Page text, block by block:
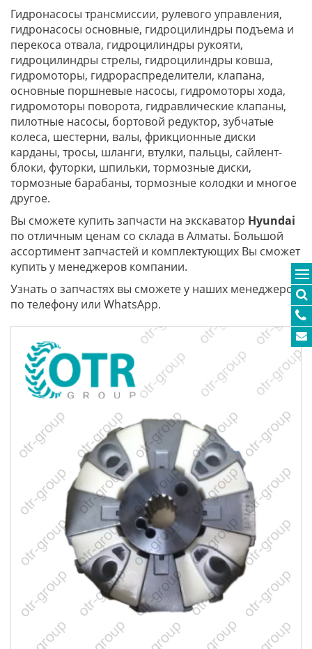
Гидронасосы трансмиссии, рулевого управления,
гидронасосы основные, гидроцилиндры подъема и
перекоса отвала, гидроцилиндры рукояти,
гидроцилиндры стрелы, гидроцилиндры ковша,
гидромоторы, гидрораспределители, клапана,
основные поршневые насосы, гидромоторы хода,
гидромоторы поворота, гидравлические клапаны,
пилотные насосы, бортовой редуктор, зубчатые
колеса, шестерни, валы, фрикционные диски
карданы, тросы, шланги, втулки, пальцы, сайлент-
блоки, футорки, шпильки, тормозные диски,
тормозные барабаны, тормозные колодки и многое
другое.
Вы сможете купить запчасти на экскаватор Hyundai
по отличным ценам со склада в Алматы. Большой
ассортимент запчастей и комплектующих Вы сможет
купить у менеджеров компании.
Узнать о запчастях вы сможете у наших менеджеров
по телефону или WhatsApp.